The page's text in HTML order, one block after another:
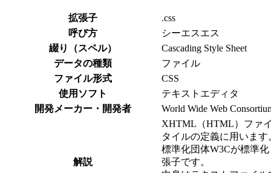
拡張子
.css
呼び方
シーエスエス
綴り（スペル）
Cascading Style Sheet
データの種類
ファイル
ファイル形式
CSS
使用ソフト
テキストエディタ
開発メーカー・開発者
World Wide Web
解説
XHTML（HTML）ファ
タイルの定義に用います
標準化団体W3Cが標準
張子です。